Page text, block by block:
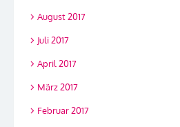
August 2017
Juli 2017
April 2017
März 2017
Februar 2017